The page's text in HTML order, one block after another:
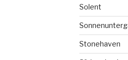
Solent
Stonehaven